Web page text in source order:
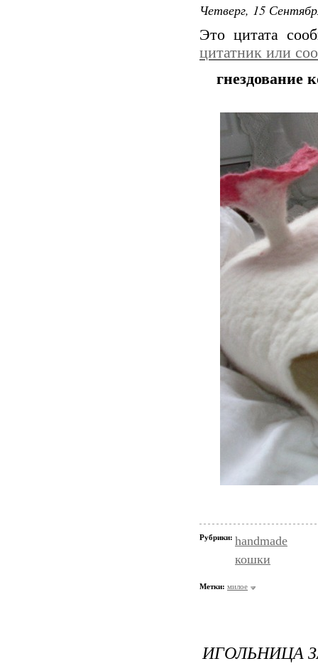
Четверг, 15
Это цитата
цитатник или
гнездование
Рубрики: handmade
кошки
Метки: милое
ИГОЛЬНИЦА